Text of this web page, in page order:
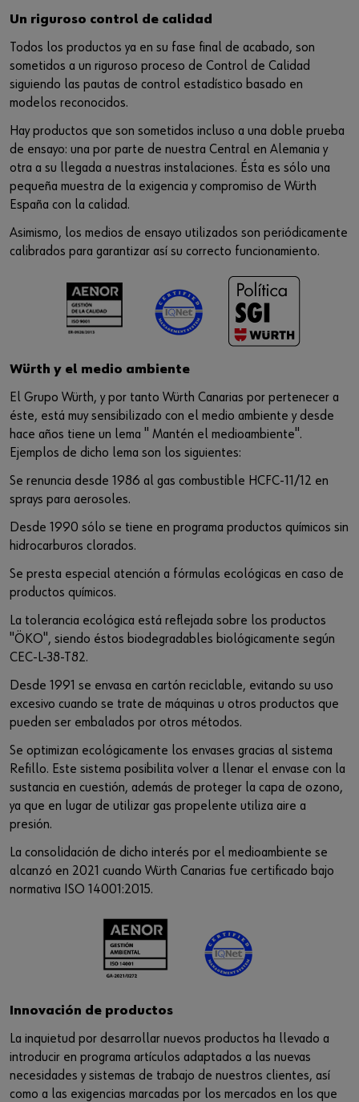
Un riguroso control de calidad
Todos los productos ya en su fase final de acabado, son
sometidos a un riguroso proceso de Control de Calidad
siguiendo las pautas de control estadístico basado en
modelos reconocidos.
Hay productos que son sometidos incluso a una doble prueba
de ensayo: una por parte de nuestra Central en Alemania y
otra a su llegada a nuestras instalaciones. Ésta es sólo una
pequeña muestra de la exigencia y compromiso de Würth
España con la calidad.
Asimismo, los medios de ensayo utilizados son periódicamente
calibrados para garantizar así su correcto funcionamiento.
Würth y el medio ambiente
El Grupo Würth, y por tanto Würth Canarias por pertenecer a
éste, está muy sensibilizado con el medio ambiente y desde
hace años tiene un lema " Mantén el medioambiente".
Ejemplos de dicho lema son los siguientes:
Se renuncia desde 1986 al gas combustible HCFC-11/12 en
sprays para aerosoles.
Desde 1990 sólo se tiene en programa productos químicos sin
hidrocarburos clorados.
Se presta especial atención a fórmulas ecológicas en caso de
productos químicos.
La tolerancia ecológica está reflejada sobre los productos
"ÖKO", siendo éstos biodegradables biológicamente según
CEC-L-38-T82.
Desde 1991 se envasa en cartón reciclable, evitando su uso
excesivo cuando se trate de máquinas u otros productos que
pueden ser embalados por otros métodos.
Se optimizan ecológicamente los envases gracias al sistema
Refillo. Este sistema posibilita volver a llenar el envase con la
sustancia en cuestión, además de proteger la capa de ozono,
ya que en lugar de utilizar gas propelente utiliza aire a
presión.
La consolidación de dicho interés por el medioambiente se
alcanzó en 2021 cuando Würth Canarias fue certificado bajo
normativa ISO 14001:2015.
Innovación de productos
La inquietud por desarrollar nuevos productos ha llevado a
introducir en programa artículos adaptados a las nuevas
necesidades y sistemas de trabajo de nuestros clientes, así
como a las exigencias marcadas por los mercados en los que